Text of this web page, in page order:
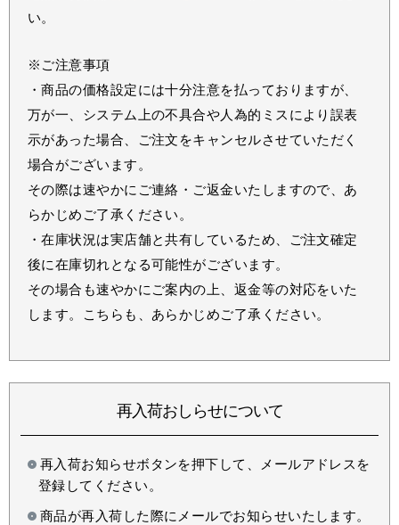
い。
※ご注意事項
・商品の価格設定には十分注意を払っておりますが、
万が一、システム上の不具合や人為的ミスにより誤表
示があった場合、ご注文をキャンセルさせていただく
場合がございます。
その際は速やかにご連絡・ご返金いたしますので、あ
らかじめご了承ください。
・在庫状況は実店舗と共有しているため、ご注文確定
後に在庫切れとなる可能性がございます。
その場合も速やかにご案内の上、返金等の対応をいた
します。こちらも、あらかじめご了承ください。
再入荷おしらせについて
再入荷お知らせボタンを押下して、メールアドレスを
登録してください。
商品が再入荷した際にメールでお知らせいたします。